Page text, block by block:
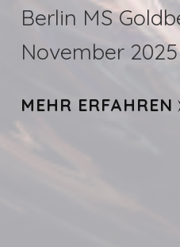
Berlin MS
November
MEHR ERFAHREN